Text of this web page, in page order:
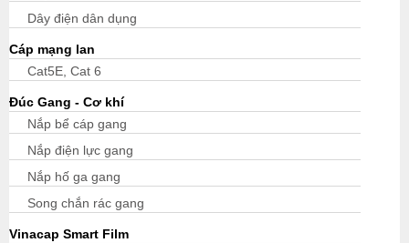
Dây điện dân dụng
Cáp mạng lan
Cat5E, Cat 6
Đúc Gang - Cơ khí
Nắp bể cáp gang
Nắp điện lực gang
Nắp hố ga gang
Song chắn rác gang
Vinacap Smart Film